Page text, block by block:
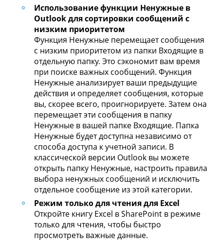
Использование функции Ненужные в
Outlook для сортировки сообщений с
низким приоритетом
Функция Ненужные перемещает сообщения
с низким приоритетом из папки Входящие в
отдельную папку. Это сэкономит вам время
при поиске важных сообщений. Функция
Ненужные анализирует ваши предыдущие
действия и определяет сообщения, которые
вы, скорее всего, проигнорируете. Затем она
перемещает эти сообщения в папку
Ненужные в вашей папке Входящие. Папка
Ненужные будет доступна независимо от
способа доступа к учетной записи. В
классической версии Outlook вы можете
открыть папку Ненужные, настроить правила
выбора ненужных сообщений и исключить
отдельное сообщение из этой категории.
Режим только для чтения для Excel
Откройте книгу Excel в SharePoint в режиме
только для чтения, чтобы быстро
просмотреть важные данные.